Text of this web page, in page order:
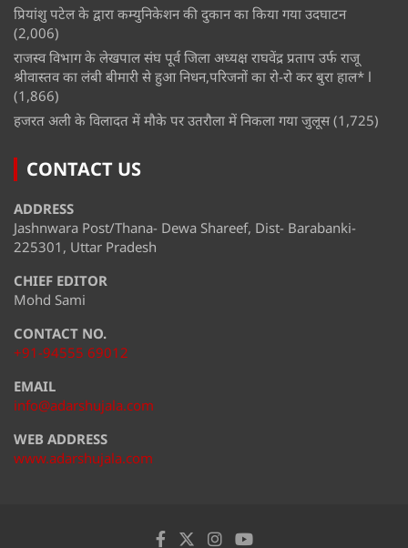
प्रियांशु पटेल के द्वारा कम्युनिकेशन की दुकान का किया गया उदघाटन
(2,006)
राजस्व विभाग के लेखपाल संघ पूर्व जिला अध्यक्ष राघवेंद्र प्रताप उर्फ राजू
श्रीवास्तव का लंबी बीमारी से हुआ निधन,परिजनों का रो-रो कर बुरा हाल* l
(1,866)
हजरत अली के विलादत में मौके पर उतरौला में निकला गया जुलूस (1,725)
CONTACT US
ADDRESS
Jashnwara Post/Thana- Dewa Shareef, Dist- Barabanki-
225301, Uttar Pradesh
CHIEF EDITOR
Mohd Sami
CONTACT NO.
+91-94555 69012
EMAIL
info@adarshujala.com
WEB ADDRESS
www.adarshujala.com